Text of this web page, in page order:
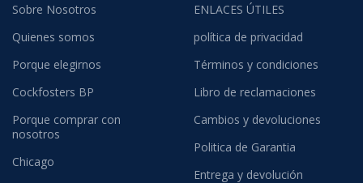
Sobre Nosotros
Quienes somos
Porque elegirnos
Cockfosters BP
Porque comprar con
nosotros
Chicago
ENLACES ÚTILES
política de privacidad
Términos y condiciones
Libro de reclamaciones
Cambios y devoluciones
Politica de Garantia
Entrega y devolución